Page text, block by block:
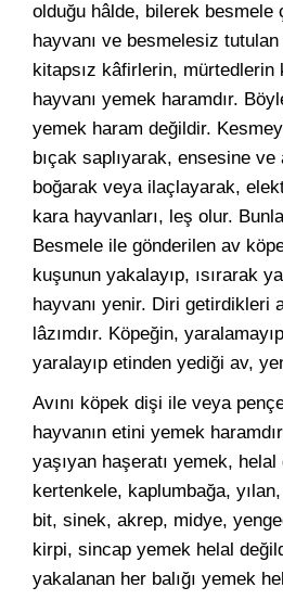
olduğu hâlde, bilerek besmele
hayvanı ve besmelesiz tutulan
kitapsız kâfirlerin, mürtedlerin
hayvanı yemek haramdır.
yemek haram değildir.
bıçak saplıyarak, ensesine
boğarak veya ilaçlayarak,
kara hayvanları, leş olur.
Besmele ile gönderilen av
kuşunun yakalayıp, ısırarak
hayvanı yenir. Diri getirdikleri
lâzımdır. Köpeğin,
yaralayıp etinden yediği av,
Avını köpek dişi ile veya
hayvanın etini yemek
yaşıyan haşeratı yemek,
kertenkele, kaplumbağa,
bit, sinek, akrep, midye,
kirpi, sincap yemek helal
yakalanan her balığı yemek